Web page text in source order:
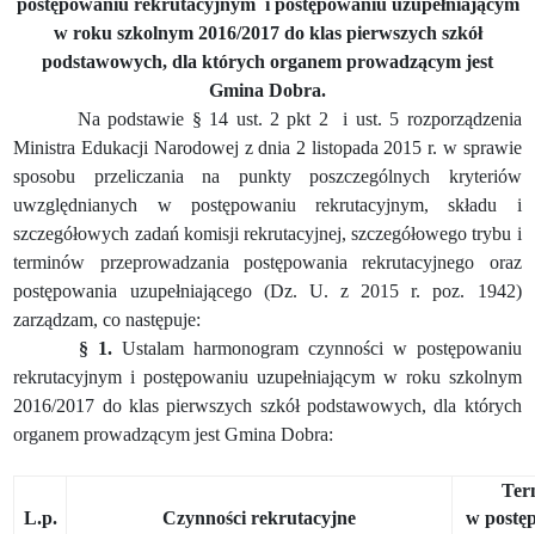
postępowaniu rekrutacyjnym i postępowaniu uzupełniającym
w roku szkolnym 2016/2017 do klas pierwszych szkół
podstawowych, dla których organem prowadzącym jest
Gmina Dobra.
Na podstawie § 14 ust. 2 pkt 2
i ust. 5 rozporządzenia
Ministra Edukacji Narodowej z dnia 2 listopada 2015 r. w sprawie
sposobu przeliczania na punkty poszczególnych kryteriów
uwzględnianych w postępowaniu rekrutacyjnym, składu i
szczegółowych zadań komisji rekrutacyjnej, szczegółowego trybu i
terminów przeprowadzania postępowania rekrutacyjnego oraz
postępowania uzupełniającego (Dz. U. z 2015 r. poz. 1942)
zarządzam, co następuje:
§ 1. Ustalam harmonogram czynności w postępowaniu
rekrutacyjnym i postępowaniu uzupełniającym w roku szkolnym
2016/2017 do klas pierwszych szkół podstawowych, dla których
organem prowadzącym jest Gmina Dobra:
L.p. Czynności rekrutacyjne
w